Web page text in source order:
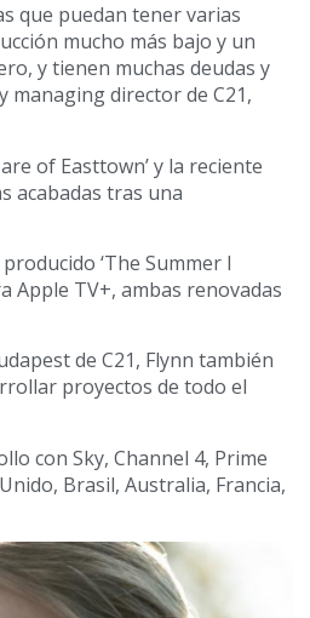
que puedan tener varias
mucho más bajo y un
y tienen muchas deudas y
managing director de C21,
of Easttown’ y la reciente
acabadas tras una
‘The Summer I
Apple TV+, ambas renovadas
de C21, Flynn también
proyectos de todo el
con Sky, Channel 4, Prime
Brasil, Australia, Francia,